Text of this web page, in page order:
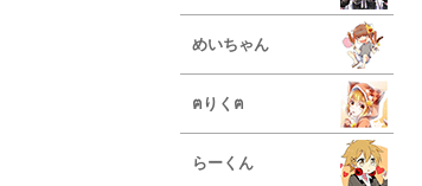
めいちゃん
ฅりくฅ
らーくん